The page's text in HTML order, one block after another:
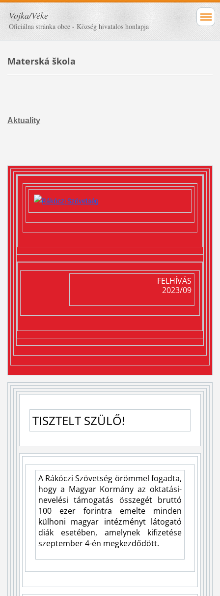
Vojka/Véke
Oficiálna stránka obce - Község hivatalos honlapja
Materská škola
Aktuality
FELHÍVÁS
2023/09
TISZTELT SZÜLŐ!
A Rákóczi Szövetség örömmel fogadta,
hogy a Magyar Kormány az oktatási-
nevelési támogatás összegét bruttó
100 ezer forintra emelte minden
külhoni magyar intézményt látogató
diák esetében, amelynek kifizetése
szeptember 4-én megkezdődött.